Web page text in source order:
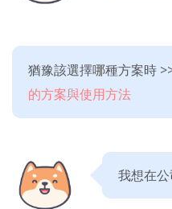
猶豫該選擇哪種方案時
的方案與使用方法
我想在